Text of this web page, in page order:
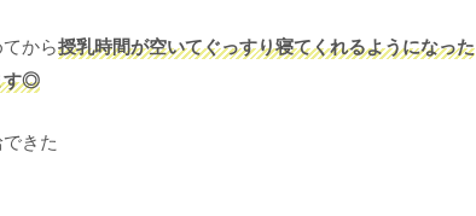
から授乳時間が空いてぐっすり寝てくれるようになった
す◎
きた